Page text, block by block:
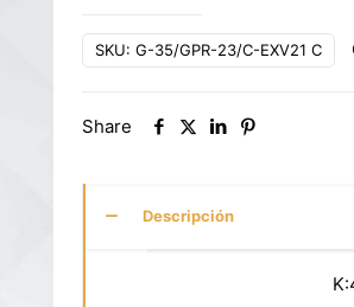
SKU: G-35/GPR-23/C-EXV21 C
Share
Descripción